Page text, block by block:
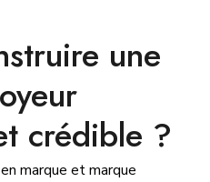
une
crédible ?
marque et marque